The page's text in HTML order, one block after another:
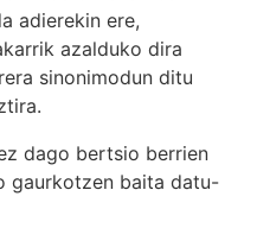
adierekin ere,
azalduko dira
sinonimodun ditu
dago bertsio berrien
gaurkotzen baita datu-